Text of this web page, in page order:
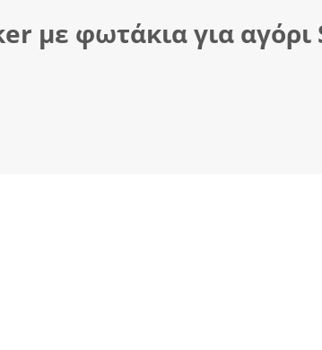
με φωτάκια για